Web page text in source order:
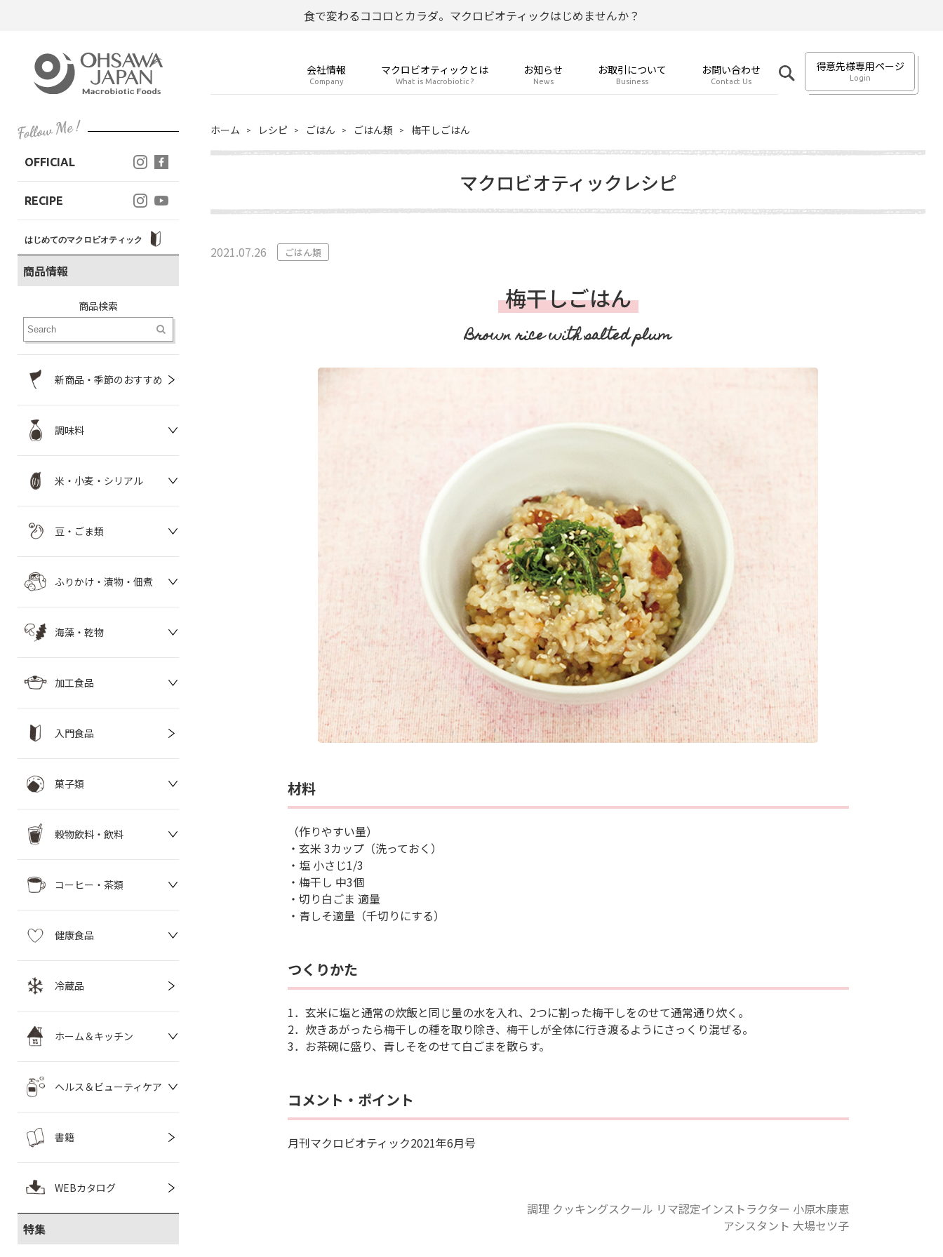
食で変わるココロとカラダ。マクロビオティックはじめませんか？
会社情報
Company
マクロビオティックとは
What is Macrobiotic ?
お知らせ
News
お取引について
Business
お問い合わせ
Contact Us
得意先様専用ページ
Login
OFFICIAL
RECIPE
はじめてのマクロビオティック
商品情報
商品検索
新商品・季節のおすすめ
調味料
米・小麦・シリアル
豆・ごま類
ふりかけ・漬物・佃煮
海藻・乾物
加工食品
入門食品
菓子類
穀物飲料・飲料
コーヒー・茶類
健康食品
冷蔵品
ホーム＆キッチン
ヘルス＆ビューティケア
書籍
WEBカタログ
特集
ホーム レシピ ごはん ごはん類 梅干しごはん
マクロビオティックレシピ
2021.07.26 ごはん類
梅干しごはん
Brown rice with salted plum
材料
（作りやすい量）
・玄米 3カップ（洗っておく）
・塩 小さじ1/3
・梅干し 中3個
・切り白ごま 適量
・青しそ適量（千切りにする）
つくりかた
1．玄米に塩と通常の炊飯と同じ量の水を入れ、2つに割った梅干しをのせて通常通り炊く。
2．炊きあがったら梅干しの種を取り除き、梅干しが全体に行き渡るようにさっくり混ぜる。
3．お茶碗に盛り、青しそをのせて白ごまを散らす。
コメント・ポイント
月刊マクロビオティック2021年6月号
調理 クッキングスクール リマ認定インストラクター 小原木康恵
アシスタント 大場セツ子